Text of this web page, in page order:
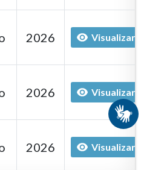
2026 Visualizar
2026 Visualizar
2026 Visualizar